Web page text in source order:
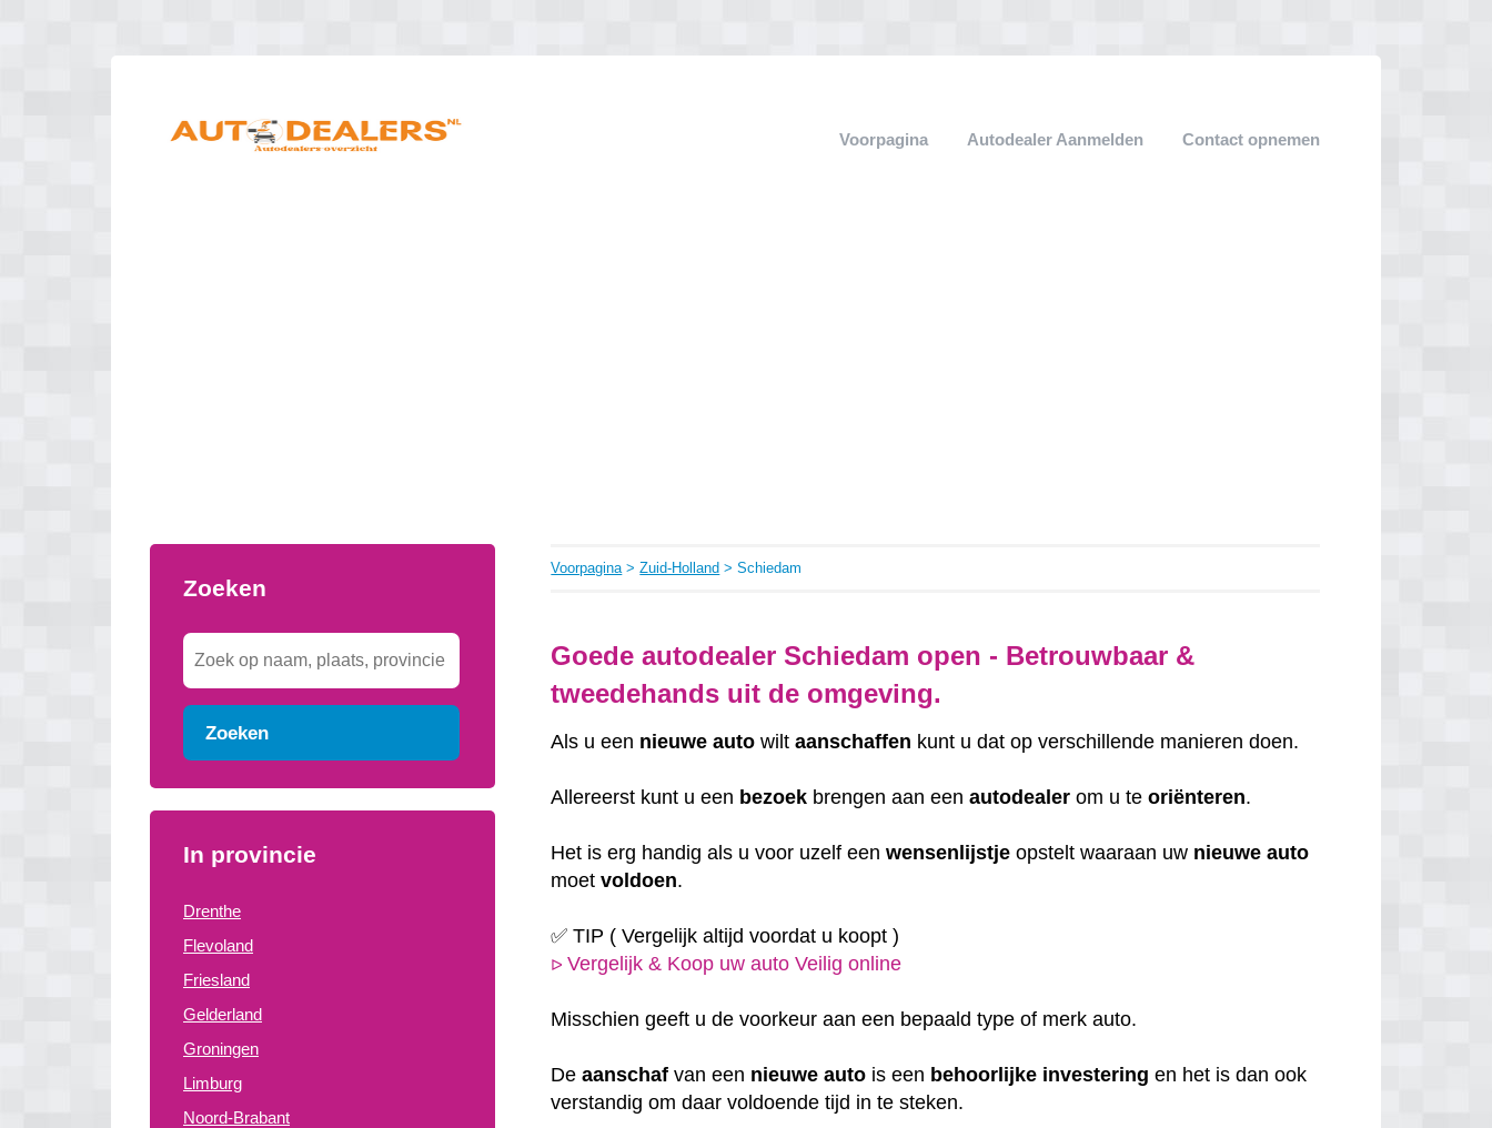
Voorpagina Autodealer Aanmelden Contact opnemen
Zoeken
Zoeken
In provincie
Drenthe
Flevoland
Friesland
Gelderland
Groningen
Limburg
Noord-Brabant
Voorpagina>Zuid-Holland > Schiedam
Goede autodealer Schiedam open - Betrouwbaar &
tweedehands uit de omgeving.
Als u een nieuwe auto wiltaanschaffen kunt u dat op verschillende manieren doen.
Allereerst kunt u een bezoek brengen aan eenautodealer om u teoriënteren.
Het is erg handig als u voor uzelf eenwensenlijstje opstelt waaraan uw nieuwe auto
moetvoldoen.
✅ TIP ( Vergelijk altijd voordat u koopt )
ᐅVergelijk & Koop uw auto Veilig online
Misschien geeft u de voorkeur aan een bepaald type of merk auto.
Deaanschaf van een nieuwe auto is een behoorlijke investering en het is dan ook
verstandig om daar voldoende tijd in te steken.